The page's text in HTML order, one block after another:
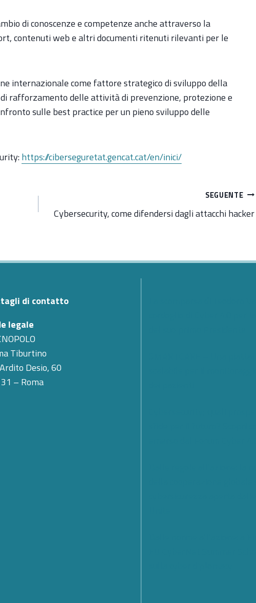
di conoscenze e competenze anche attraverso la
contenuti web e altri documenti ritenuti rilevanti per le
internazionale come fattore strategico di sviluppo della
rafforzamento delle attività di prevenzione, protezione e
sulle best practice per un pieno sviluppo delle
https://ciberseguretat.gencat.cat/en/inici/
SEGUENTE
Cybersecurity, come difendersi dagli attacchi hacker
di contatto
legale
Tiburtino
Desio, 60
– Roma